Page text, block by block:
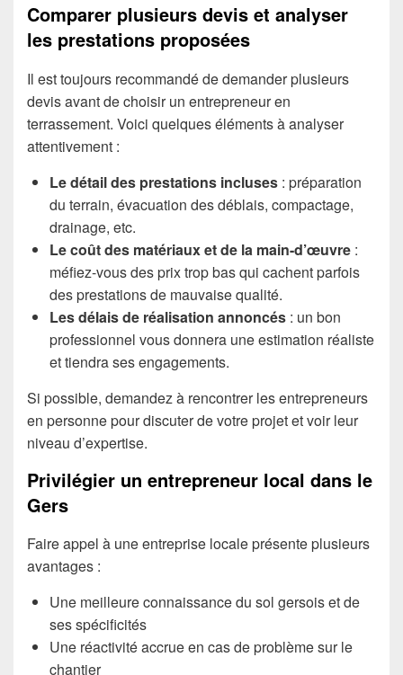
Comparer plusieurs devis et analyser
les prestations proposées
Il est toujours recommandé de demander plusieurs
devis avant de choisir un entrepreneur en
terrassement. Voici quelques éléments à analyser
attentivement :
Le détail des prestations incluses : préparation
du terrain, évacuation des déblais, compactage,
drainage, etc.
Le coût des matériaux et de la main-d’œuvre :
méfiez-vous des prix trop bas qui cachent parfois
des prestations de mauvaise qualité.
Les délais de réalisation annoncés : un bon
professionnel vous donnera une estimation réaliste
et tiendra ses engagements.
Si possible, demandez à rencontrer les entrepreneurs
en personne pour discuter de votre projet et voir leur
niveau d’expertise.
Privilégier un entrepreneur local dans le
Gers
Faire appel à une entreprise locale présente plusieurs
avantages :
Une meilleure connaissance du sol gersois et de
ses spécificités
Une réactivité accrue en cas de problème sur le
chantier